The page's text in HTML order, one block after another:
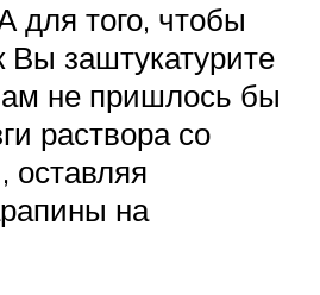
для того, чтобы
Вы заштукатурите
не пришлось бы
раствора со
оставляя
на